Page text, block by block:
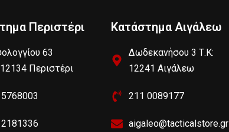
Περιστέρι
63
Περιστέρι
Κατάστημα Αιγάλεω
Δωδεκανήσου 3 Τ.Κ:
12241 Αιγάλεω
211 0089177
aigaleo@tacticalstore.gr